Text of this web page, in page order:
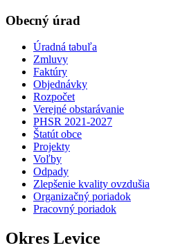
Obecný úrad
Úradná tabuľa
Zmluvy
Faktúry
Objednávky
Rozpočet
Verejné obstarávanie
PHSR 2021-2027
Štatút obce
Projekty
Voľby
Odpady
Zlepšenie kvality ovzdušia
Organizačný poriadok
Pracovný poriadok
Okres Levice